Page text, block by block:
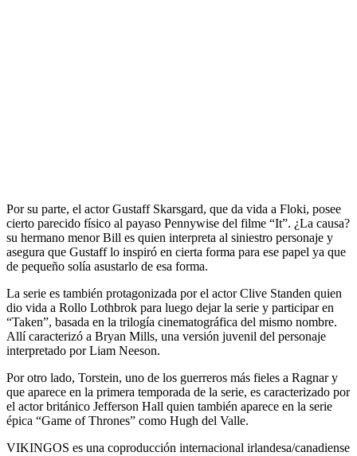
Por su parte, el actor Gustaff Skarsgard, que da vida a Floki, posee
cierto parecido físico al payaso Pennywise del filme “It”. ¿La causa?
su hermano menor Bill es quien interpreta al siniestro personaje y
asegura que Gustaff lo inspiró en cierta forma para ese papel ya que
de pequeño solía asustarlo de esa forma.
La serie es también protagonizada por el actor Clive Standen quien
dio vida a Rollo Lothbrok para luego dejar la serie y participar en
“Taken”, basada en la trilogía cinematográfica del mismo nombre.
Allí caracterizó a Bryan Mills, una versión juvenil del personaje
interpretado por Liam Neeson.
Por otro lado, Torstein, uno de los guerreros más fieles a Ragnar y
que aparece en la primera temporada de la serie, es caracterizado por
el actor británico Jefferson Hall quien también aparece en la serie
épica “Game of Thrones” como Hugh del Valle.
VIKINGOS es una coproducción internacional irlandesa/canadiense